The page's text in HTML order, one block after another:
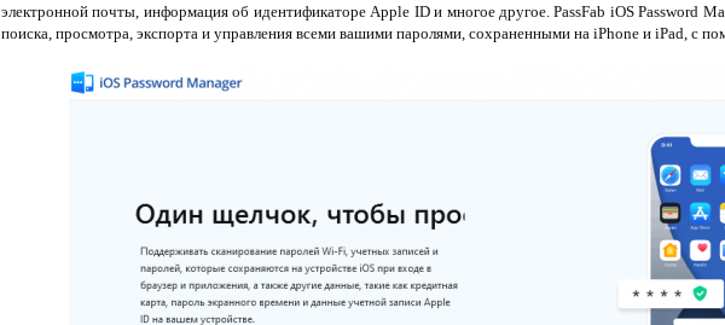
электронной почты, информация об идентификаторе Apple ID и многое другое. PassFab iOS Password
поиска, просмотра, экспорта и управления всеми вашими паролями, сохраненными на iPhone и iPad, с